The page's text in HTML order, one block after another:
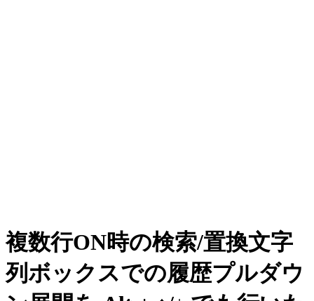
複数行ON時の検索/置換文字
列ボックスでの履歴プルダウ